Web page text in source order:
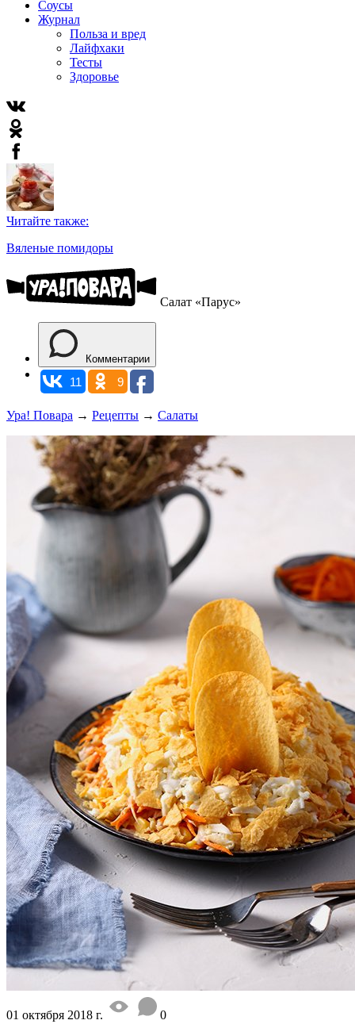
Соусы
Журнал
Польза и вред
Лайфхаки
Тесты
Здоровье
Читайте также:
Вяленые помидоры
Салат «Парус»
Комментарии
11
9
Ура! Повара → Рецепты → Салаты
01 октября 2018 г. 0